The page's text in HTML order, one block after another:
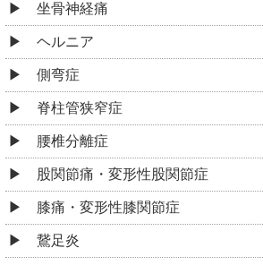
坐骨神経痛
ヘルニア
側弯症
脊柱管狭窄症
腰椎分離症
股関節痛・変形性股関節症
膝痛・変形性膝関節症
鵞足炎